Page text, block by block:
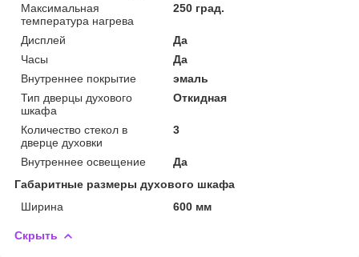
Максимальная
температура нагрева
250 град.
Дисплей
Да
Часы
Да
Внутреннее покрытие
эмаль
Тип дверцы духового
шкафа
Откидная
Количество стекол в
дверце духовки
3
Внутреннее освещение
Да
Габаритные размеры духового шкафа
Ширина
600 мм
Скрыть